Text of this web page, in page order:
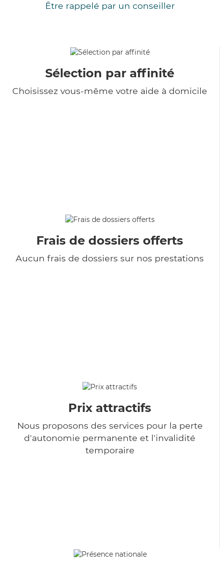
Être rappelé par un conseiller
Sélection par affinité
Choisissez vous-même votre aide à domicile
Frais de dossiers offerts
Aucun frais de dossiers sur nos prestations
Prix attractifs
Nous proposons des services pour la perte
d'autonomie permanente et l'invalidité
temporaire